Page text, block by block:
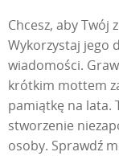
Chcesz, aby Twój
Wykorzystaj jego
wiadomości.
krótkim mottem
pamiątkę na lata.
stworzenie
osoby. Sprawdź